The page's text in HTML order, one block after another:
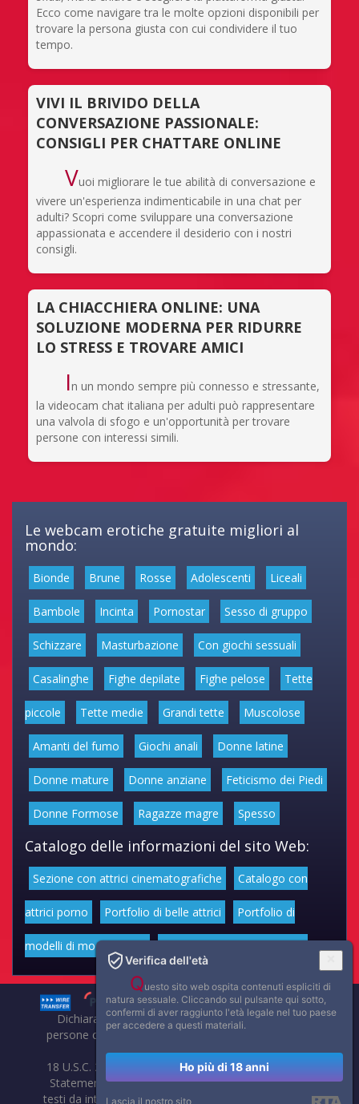
Ecco come navigare tra le molte opzioni disponibili per
trovare la persona giusta con cui condividere il tuo
tempo.
VIVI IL BRIVIDO DELLA
CONVERSAZIONE PASSIONALE:
CONSIGLI PER CHATTARE ONLINE
Vuoi migliorare le tue abilità di conversazione e
vivere un'esperienza indimenticabile in una chat per
adulti? Scopri come sviluppare una conversazione
appassionata e accendere il desiderio con i nostri
consigli.
LA CHIACCHIERA ONLINE: UNA
SOLUZIONE MODERNA PER RIDURRE
LO STRESS E TROVARE AMICI
In un mondo sempre più connesso e stressante,
la videocam chat italiana per adulti può rappresentare
una valvola di sfogo e un'opportunità per trovare
persone con interessi simili.
Le webcam erotiche gratuite migliori al
mondo:
Bionde Brune Rosse Adolescenti Liceali
Bambole Incinta Pornostar Sesso di gruppo
Schizzare Masturbazione Con giochi sessuali
Casalinghe Fighe depilate Fighe pelose Tette
piccole Tette medie Grandi tette Muscolose
Amanti del fumo Giochi anali Donne latine
Donne mature Donne anziane Feticismo dei Piedi
Donne Formose Ragazze magre Spesso
Catalogo delle informazioni del sito Web:
Sezione con attrici cinematografiche Catalogo con
attrici porno Portfolio di belle attrici Portfolio di
modelli di moda volgari Affascinanti star dello sport
Dichiarazione di non responsabilità: tutti i membri e le
persone che compaiono su questo sito hanno almeno 18
anni.
18 U.S.C. 2257 Record-Keeping Requirements Compliance
Statement. Affaritaliani, prima di pubblicare foto, video o
testi da internet, compie tutte le opportune verifiche al fine
Verifica dell'età
Questo sito web ospita contenuti espliciti di
natura sessuale. Cliccando sul pulsante qui sotto,
confermi di aver raggiunto l'età legale nel tuo paese
per accedere a questi materiali.
Ho più di 18 anni
Lascia il nostro sito